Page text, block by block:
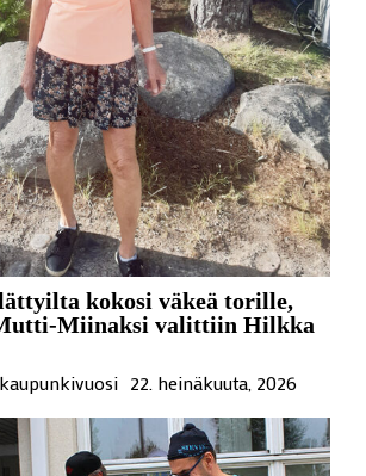
kokosi väkeä torille,
Miinaksi valittiin Hilkka
22. heinäkuuta, 2026